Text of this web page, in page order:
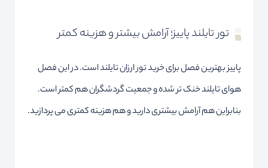
تور تایلند پاییز؛ آرامش بیشتر و هزینه کمتر
پاییز بهترین فصل برای خرید تور ارزان تایلند است. در این فصل
هوای تایلند خنک تر شده و جمعیت گردشگران هم کمتر است.
بنابراین هم آرامش بیشتری دارید و هم هزینه کمتری می پردازید.